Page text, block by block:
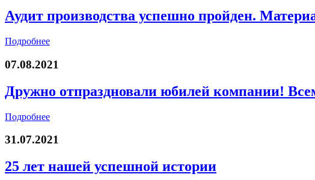
Аудит производства успешно пройден.
Подробнее
07.08.2021
Дружно отпраздновали юбилей компании!
Подробнее
31.07.2021
25 лет нашей успешной истории